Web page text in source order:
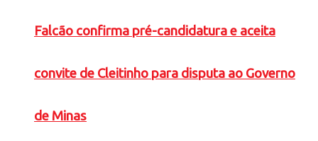
Falcão confirma pré-candidatura e aceita
convite de Cleitinho para disputa ao Governo
de Minas